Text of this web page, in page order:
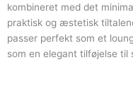
kombineret med det
praktisk og æstetisk
passer perfekt som et
som en elegant tilføjelse til